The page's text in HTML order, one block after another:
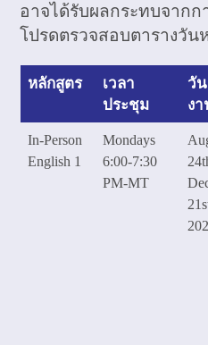
อาจได้รับผลกระทบจาก
โปรดตรวจสอบตารางวัน
หลักสูตร
เวลา
ประชุม
วั
ง
In-Person
English 1
Mondays
6:00-7:30
PM-MT